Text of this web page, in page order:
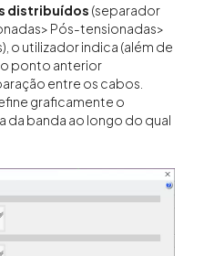
distribuídos (separador
Pós-tensionadas>
o utilizador indica (além de
ponto anterior
entre os cabos.
graficamente o
da banda ao longo do qual